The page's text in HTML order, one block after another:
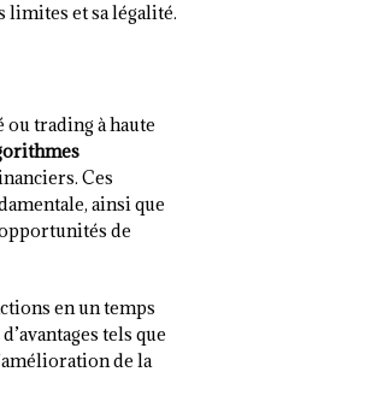
limites et sa légalité.
ou trading à haute
Ces
ainsi que
de
en un temps
tels que
de la